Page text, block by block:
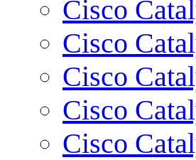
Cisco
Cisco
Cisco
Cisco
Cisco